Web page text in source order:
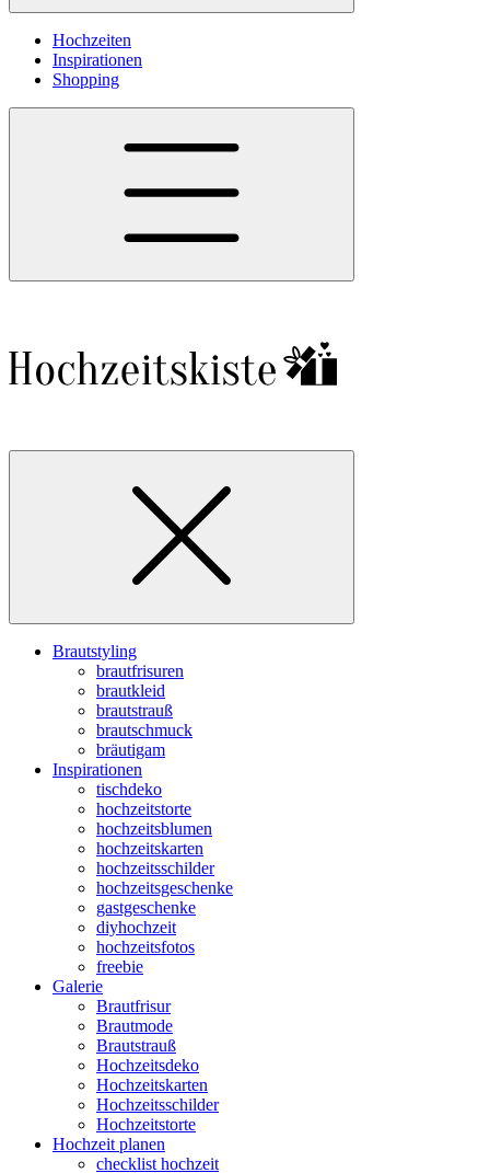
Hochzeiten
Inspirationen
Shopping
Brautstyling
brautfrisuren
brautkleid
brautstrauß
brautschmuck
bräutigam
Inspirationen
tischdeko
hochzeitstorte
hochzeitsblumen
hochzeitskarten
hochzeitsschilder
hochzeitsgeschenke
gastgeschenke
diyhochzeit
hochzeitsfotos
freebie
Galerie
Brautfrisur
Brautmode
Brautstrauß
Hochzeitsdeko
Hochzeitskarten
Hochzeitsschilder
Hochzeitstorte
Hochzeit planen
checklist hochzeit